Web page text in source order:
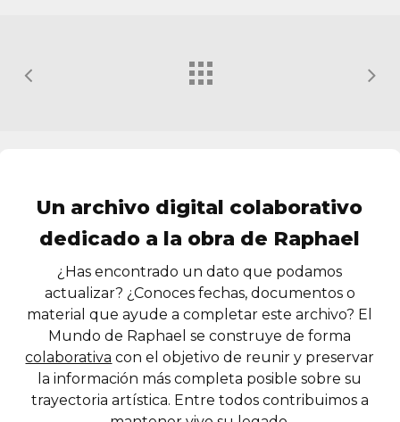
Un archivo digital colaborativo
dedicado a la obra de Raphael
¿Has encontrado un dato que podamos
actualizar? ¿Conoces fechas, documentos o
material que ayude a completar este archivo? El
Mundo de Raphael se construye de forma
colaborativa con el objetivo de reunir y preservar
la información más completa posible sobre su
trayectoria artística. Entre todos contribuimos a